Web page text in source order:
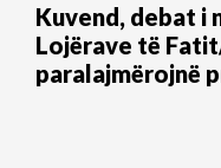
Kuvend, debat i
Lojërave të
paralajmërojnë